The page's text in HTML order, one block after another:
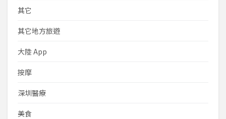
其它
其它地方旅遊
大陸 App
按摩
深圳醫療
美食